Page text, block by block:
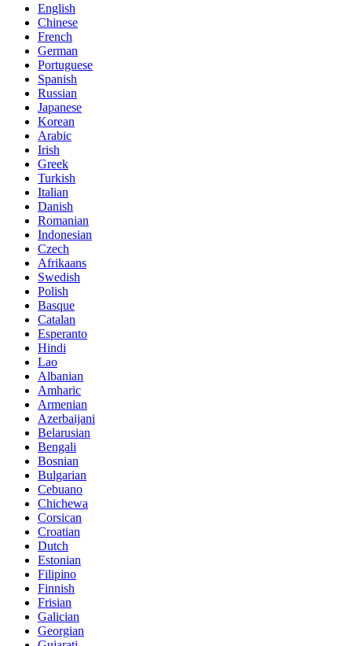
English
Chinese
French
German
Portuguese
Spanish
Russian
Japanese
Korean
Arabic
Irish
Greek
Turkish
Italian
Danish
Romanian
Indonesian
Czech
Afrikaans
Swedish
Polish
Basque
Catalan
Esperanto
Hindi
Lao
Albanian
Amharic
Armenian
Azerbaijani
Belarusian
Bengali
Bosnian
Bulgarian
Cebuano
Chichewa
Corsican
Croatian
Dutch
Estonian
Filipino
Finnish
Frisian
Galician
Georgian